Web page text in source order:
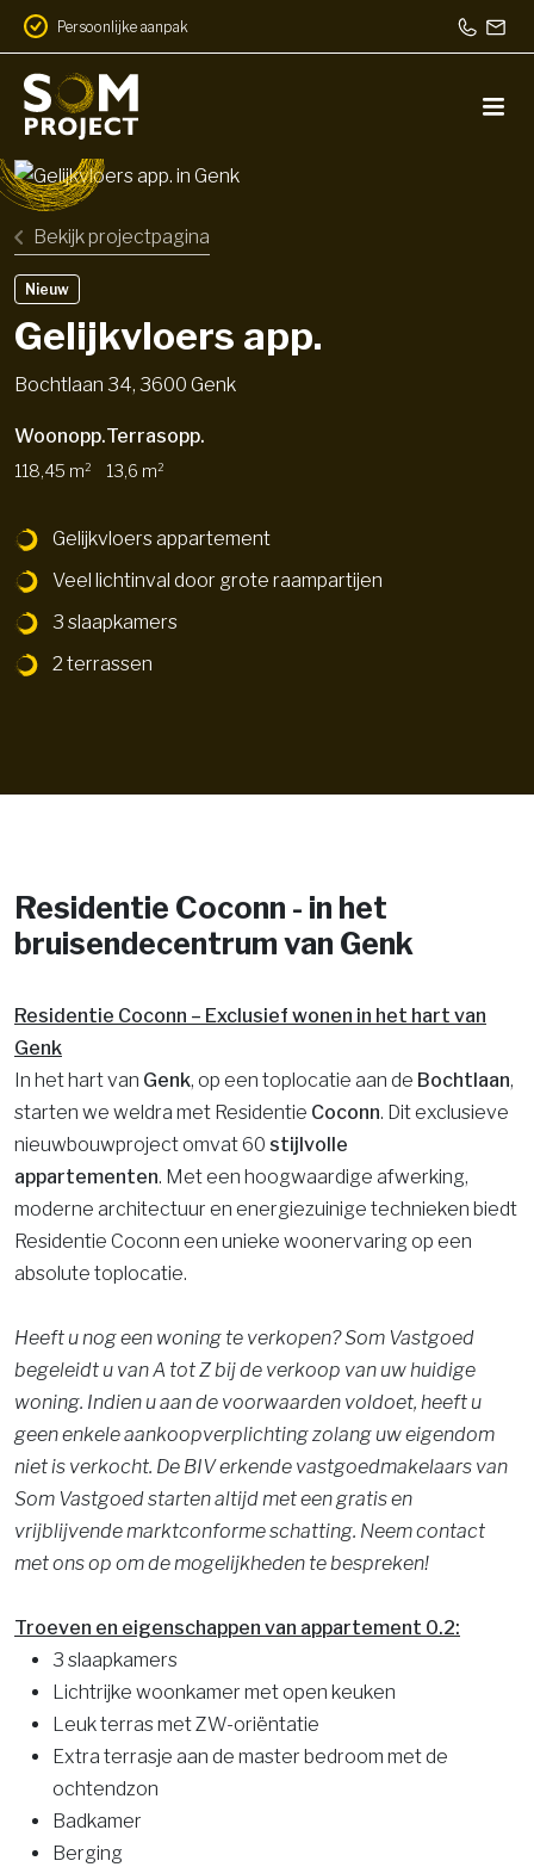
Persoonlijke aanpak
Bekijk projectpagina
Nieuw
Gelijkvloers app.
Bochtlaan 34, 3600 Genk
Woonopp.
118,45 m²
Terrasopp.
13,6 m²
Gelijkvloers appartement
Veel lichtinval door grote raampartijen
3 slaapkamers
2 terrassen
Residentie Coconn - in het
bruisendecentrum van Genk
Residentie Coconn – Exclusief wonen in het hart van
Genk
In het hart van Genk, op een toplocatie aan de Bochtlaan,
starten we weldra met Residentie Coconn. Dit exclusieve
nieuwbouwproject omvat 60 stijlvolle
appartementen. Met een hoogwaardige afwerking,
moderne architectuur en energiezuinige technieken biedt
Residentie Coconn een unieke woonervaring op een
absolute toplocatie.
Heeft u nog een woning te verkopen? Som Vastgoed
begeleidt u van A tot Z bij de verkoop van uw huidige
woning. Indien u aan de voorwaarden voldoet, heeft u
geen enkele aankoopverplichting zolang uw eigendom
niet is verkocht. De BIV erkende vastgoedmakelaars van
Som Vastgoed starten altijd met een gratis en
vrijblijvende marktconforme schatting. Neem contact
met ons op om de mogelijkheden te bespreken!
Troeven en eigenschappen van appartement 0.2:
3 slaapkamers
Lichtrijke woonkamer met open keuken
Leuk terras met ZW-oriëntatie
Extra terrasje aan de master bedroom met de
ochtendzon
Badkamer
Berging